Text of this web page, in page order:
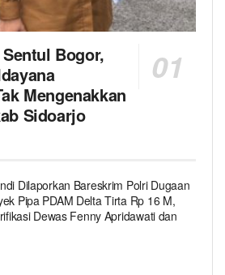
Bogor,
Mengenakkan
Sidoarjo
Dilaporkan Bareskrim Polri Dugaan
Pipa PDAM Delta Tirta Rp 16 M,
Dewas Fenny Apridawati dan